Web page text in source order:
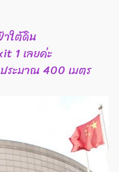
าใต้ดิน
1 เลยค่ะ
ระมาณ 400 เมตร